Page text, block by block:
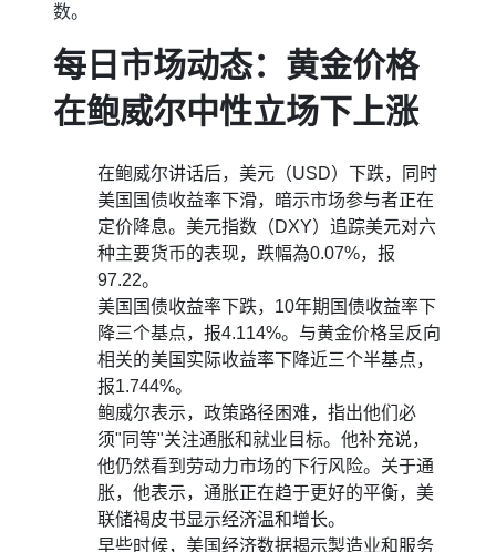
数。
每日市场动态：黄金价格
在鲍威尔中性立场下上涨
在鲍威尔讲话后，美元（USD）下跌，同时
美国国债收益率下滑，暗示市场参与者正在
定价降息。美元指数（DXY）追踪美元对六
种主要货币的表现，跌幅為0.07%，报
97.22。
美国国债收益率下跌，10年期国债收益率下
降三个基点，报4.114%。与黄金价格呈反向
相关的美国实际收益率下降近三个半基点，
报1.744%。
鲍威尔表示，政策路径困难，指出他们必
须"同等"关注通胀和就业目标。他补充说，
他仍然看到劳动力市场的下行风险。关于通
胀，他表示，通胀正在趋于更好的平衡，美
联储褐皮书显示经济温和增长。
早些时候，美国经济数据揭示製造业和服务